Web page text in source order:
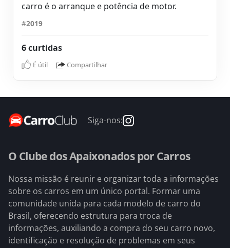
carro é o arranque e potência de motor.
#2019
6 curtidas
É útil Compartilhar
Siga-nos:
O Clube dos Apaixonados por Carros
Nossa missão é reunir e organizar toda a informações
sobre os carros em um único portal. Formar uma
comunidade unida para cada modelo de carro do
Brasil, oferecendo estrutura para troca de
informações, auxiliando a compra do seu carro novo,
identificação e resolução de problemas em seus